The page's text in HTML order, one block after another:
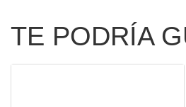
TE PODRÍA